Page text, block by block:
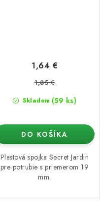
Skladom (59 ks)
1,64 €
1,85 €
DO KOŠÍKA
Plastová spojka Secret Jardin
pre potrubie s priemerom 19
mm.